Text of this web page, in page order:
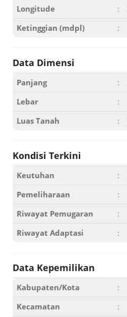
Longitude
:
Ketinggian (mdpl)
:
Data Dimensi
Panjang :
Lebar
:
Luas Tanah
:
Kondisi Terkini
Keutuhan :
Pemeliharaan
:
Riwayat Pemugaran
:
Riwayat Adaptasi
:
Data Kepemilikan
Kabupaten/Kota :
Kecamatan
: